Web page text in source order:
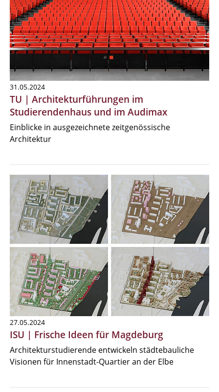
31.05.2024
TU | Architekturführungen im
Studierendenhaus und im Audimax
Einblicke in ausgezeichnete zeitgenössische
Architektur
27.05.2024
ISU | Frische Ideen für Magdeburg
Architekturstudierende entwickeln städtebauliche
Visionen für Innenstadt-Quartier an der Elbe